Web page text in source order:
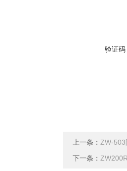
验证码
上一条： ZW-
下一条：